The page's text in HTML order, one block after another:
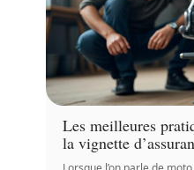
Les meilleures
la vignette